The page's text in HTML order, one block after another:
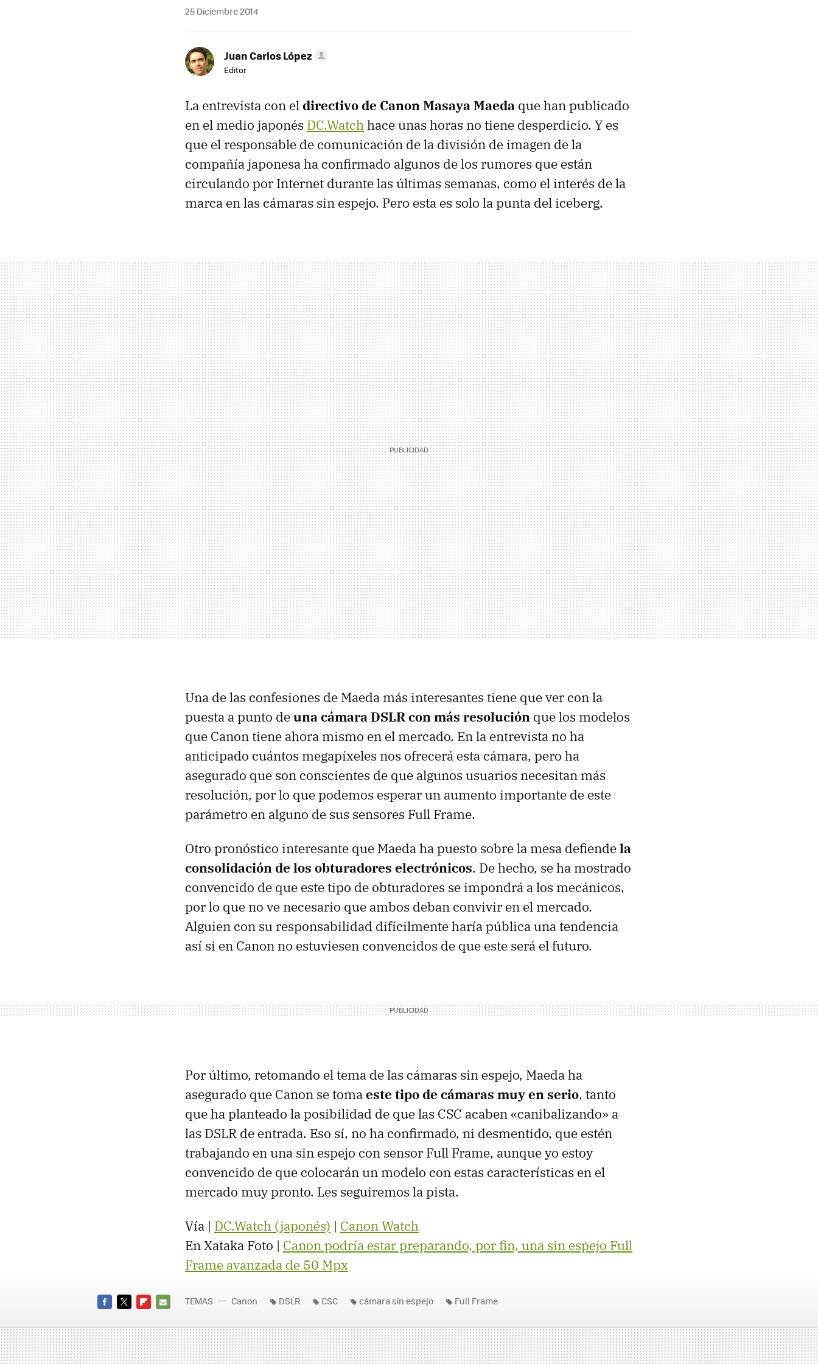
25 Diciembre 2014
Juan Carlos López
Editor
La entrevista con eldirectivo de Canon Masaya Maeda que han publicado
en el medio japonés DC.Watchhace unas horas no tiene desperdicio. Y es
que el responsable de comunicación de la división de imagen de la
compañía japonesa ha confirmado algunos de los rumores que están
circulando por Internet durante las últimas semanas, como el interés de la
marca en las cámaras sin espejo. Pero esta es solo la punta del iceberg.
Una de las confesiones de Maeda más interesantes tiene que ver con la
puesta a punto deuna cámara DSLR con más resolución que los modelos
que Canon tiene ahora mismo en el mercado. En la entrevista no ha
anticipado cuántos megapíxeles nos ofrecerá esta cámara, pero ha
asegurado que son conscientes de que algunos usuarios necesitan más
resolución, por lo que podemos esperar un aumento importante de este
parámetro en alguno de sus sensores Full Frame.
Otro pronóstico interesante que Maeda ha puesto sobre la mesa defiendela
consolidación de los obturadores electrónicos. De hecho, se ha mostrado
convencido de que este tipo de obturadores se impondrá a los mecánicos,
por lo que no ve necesario que ambos deban convivir en el mercado.
Alguien con su responsabilidad difícilmente haría pública una tendencia
así si en Canon no estuviesen convencidos de que este será el futuro.
Por último, retomando el tema de las cámaras sin espejo, Maeda ha
asegurado que Canon se tomaeste tipo de cámaras muy en serio, tanto
que ha planteado la posibilidad de que las CSC acaben «canibalizando» a
las DSLR de entrada. Eso sí, no ha confirmado, ni desmentido, que estén
trabajando en una sin espejo con sensor Full Frame, aunque yo estoy
convencido de que colocarán un modelo con estas características en el
mercado muy pronto. Les seguiremos la pista.
Vía | DC.Watch (japonés) | Canon Watch
En Xataka Foto | Canon podría estar preparando, por fin, una sin espejo Full
Frame avanzada de 50 Mpx
MAIL
TEMAS Canon DSLR CSC cámara sin espejo Full Frame